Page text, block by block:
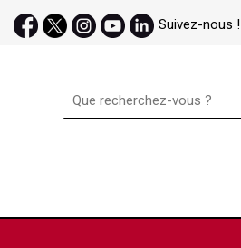
Suivez-nous !